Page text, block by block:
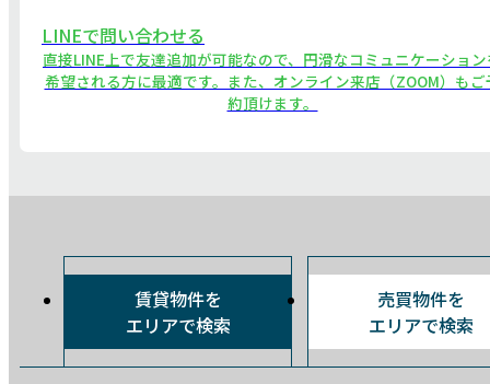
LINEで問い合わせる
直接LINE上で友達追加が可能なので、円滑なコミュニケーショ
希望される方に最適です。また、オンライン来店（ZOOM）もご
約頂けます。
賃貸物件を
エリアで検索
売買物件を
エリアで検索